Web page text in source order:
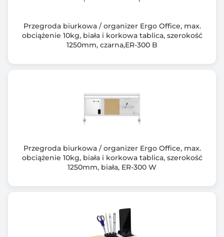
Przegroda biurkowa / organizer Ergo Office, max.
obciążenie 10kg, biała i korkowa tablica, szerokość
1250mm, czarna,ER-300 B
Przegroda biurkowa / organizer Ergo Office, max.
obciążenie 10kg, biała i korkowa tablica, szerokość
1250mm, biała, ER-300 W